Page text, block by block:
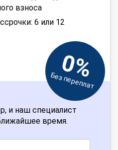
взноса
6 или 12
0%
Без переплат
и наш специалист
время.